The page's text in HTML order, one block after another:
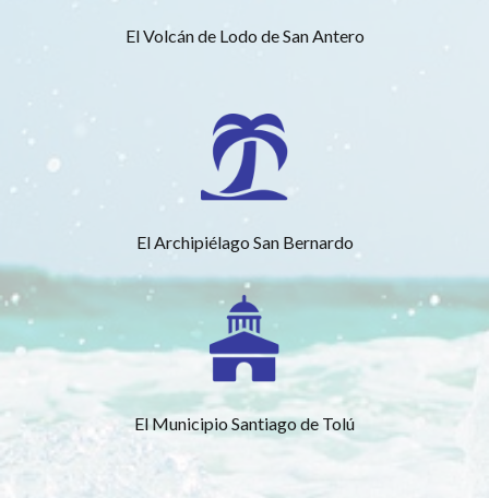
El Volcán de Lodo de San Antero
El Archipiélago San Bernardo
El Municipio Santiago de Tolú